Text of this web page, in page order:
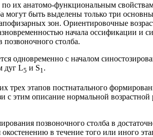
их анатомо-функциональным
могут быть выделены только три
зон. Ориентировочные
начала оссификации и
столба.
одновременно с началом
дуг L5 и S1.
трех этапов постнатального
с этим описание нормальной
позвоночного столба в
в течение того или иного